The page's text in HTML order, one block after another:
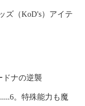
ズ（KoD's）アイテ
。特殊能力も魔